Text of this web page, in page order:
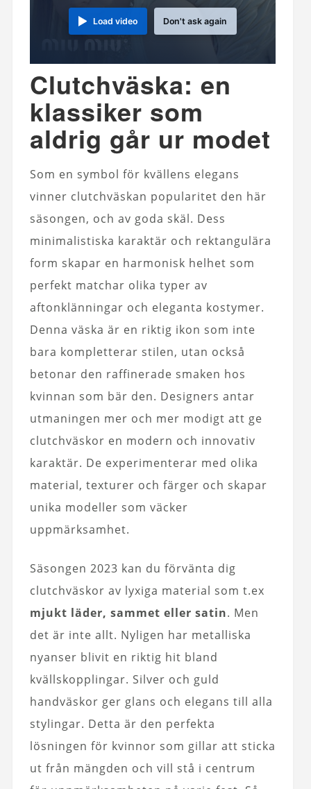
Load video Don't ask again
Clutchväska: en
klassiker som
aldrig går ur modet
Som en symbol för kvällens elegans
vinner clutchväskan popularitet den här
säsongen, och av goda skäl. Dess
minimalistiska karaktär och rektangulära
form skapar en harmonisk helhet som
perfekt matchar olika typer av
aftonklänningar och eleganta kostymer.
Denna väska är en riktig ikon som inte
bara kompletterar stilen, utan också
betonar den raffinerade smaken hos
kvinnan som bär den. Designers antar
utmaningen mer och mer modigt att ge
clutchväskor en modern och innovativ
karaktär. De experimenterar med olika
material, texturer och färger och skapar
unika modeller som väcker
uppmärksamhet.
Säsongen 2023 kan du förvänta dig
clutchväskor av lyxiga material som t.ex
mjukt läder, sammet eller satin. Men
det är inte allt. Nyligen har metalliska
nyanser blivit en riktig hit bland
kvällskopplingar. Silver och guld
handväskor ger glans och elegans till alla
stylingar. Detta är den perfekta
lösningen för kvinnor som gillar att sticka
ut från mängden och vill stå i centrum